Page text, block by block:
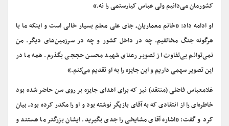
کشورمان می‌دانیم ولی عباس کیارستمی را نه.»
او ادامه داد: «خانم معماریان، جای علی معلم بسیار خالی است و اینکه ما با
هرگونه جنگ مخالفیم. چه در داخل کشور و چه در سرزمین‌های دیگر. من
نمی‌توانم بی‌تفاوت از تصویر رعنای شهید محسن حججی بگذرم. همه ما در
این تصویر سهمی داریم و این جایزه را به او تقدیم می‌کنم.»
غلامعباس فاضلی (منتقد) نیز که برای اهدای جایزه بر روی سن حاضر شده بود
خاطره‌ای را از انتقادی که به آقای بازیگر نوشته بود و او را مکدر کرده بود، بیان
کرد و گفت: «اشاره آقای مشایخی را جدی بگیرید. ایشان بزرگتر ما هستند و